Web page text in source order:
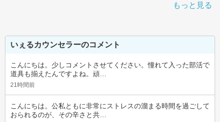
もっと見る
いぇるカウンセラーのコメント
こんにちは。少しコメントさせてください。憧れて入った部活で
道具も揃えたんですよね。頑…
21時間前
こんにちは。公私ともに非常にストレスの溜まる時間を過ごして
おられるのが、その辛さと共…